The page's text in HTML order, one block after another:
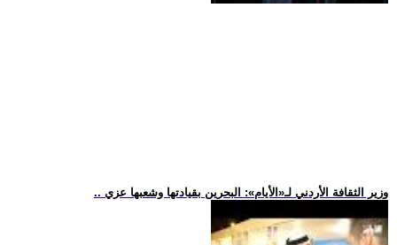
.. وزير الثقافة الأردني لـ«الأيام»: البحرين بقيادتها وشعبها عزي